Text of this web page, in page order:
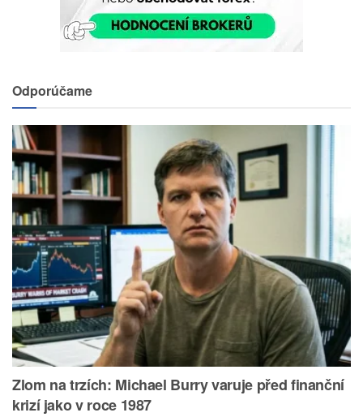
Odporúčame
Zlom na trzích: Michael Burry varuje před finanční
krizí jako v roce 1987